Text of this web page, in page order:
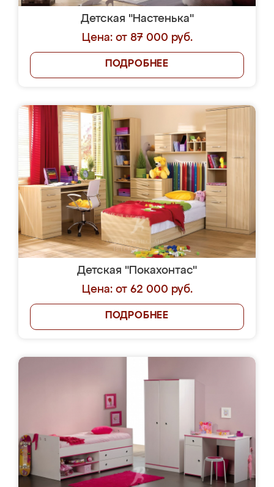
Детская "Настенька"
Цена: от 87 000 руб.
ПОДРОБНЕЕ
Детская "Покахонтас"
Цена: от 62 000 руб.
ПОДРОБНЕЕ